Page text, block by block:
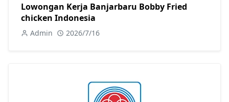
Lowongan Kerja Banjarbaru Bobby Fried
chicken Indonesia
Admin 2026/7/16